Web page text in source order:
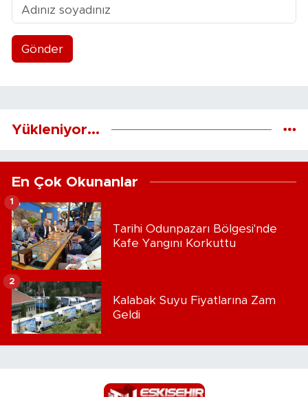
Gönder
Yükleniyor...
En Çok Okunanlar
Tarihi Odunpazarı Bölgesi'nde
Kafe Yangını Korkuttu
1
Kalabak Suyu Fiyatlarına Zam
Geldi
2